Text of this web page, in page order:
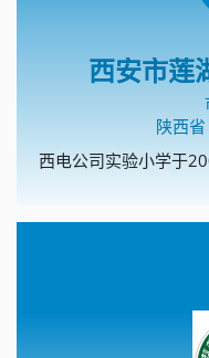
西安市莲
陕西省